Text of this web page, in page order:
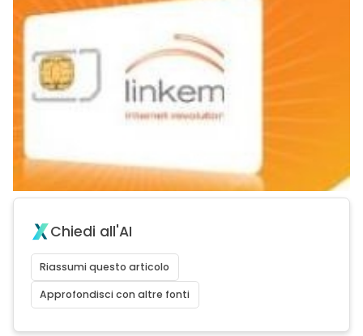
Chiedi all'AI
Riassumi questo articolo
Approfondisci con altre fonti